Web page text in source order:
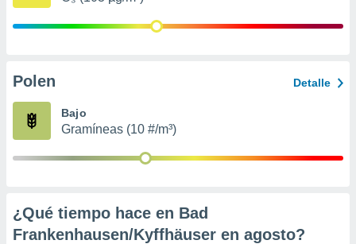
publicidad
1199
Polen Detalle
Bajo
Gramíneas (10 #/m³)
¿Qué tiempo hace en Bad
Frankenhausen/Kyffhäuser en agosto?